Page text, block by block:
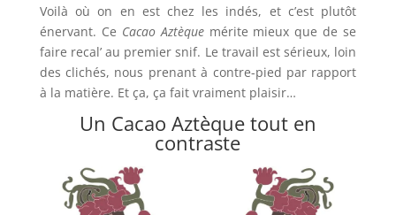
Voilà où on en est chez les indés, et c’est plutôt
énervant. Ce Cacao Aztèquemérite mieux que de se
faire recal’ au premier snif. Le travail est sérieux, loin
des clichés, nous prenant à contre-pied par rapport
à la matière. Et ça, ça fait vraiment plaisir…
Un Cacao Aztèque tout en
contraste